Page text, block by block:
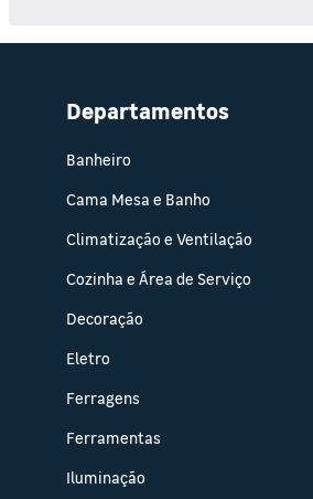
Materiais Hidráulicos
Pinturas e Acessórios
Pisos e Revestimentos
Portas, Janelas e Portões
Segurança e Comunicação
Departamentos
Banheiro
Cama Mesa e Banho
Climatização e Ventilação
Cozinha e Área de Serviço
Decoração
Eletro
Ferragens
Ferramentas
Iluminação